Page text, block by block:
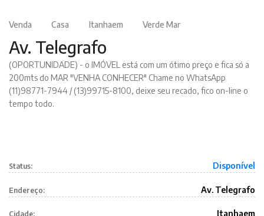
Venda Casa Itanhaem Verde Mar
Av. Telegrafo
(OPORTUNIDADE) - o IMÓVEL está com um ótimo preço e fica só a
200mts do MAR "VENHA CONHECER" Chame no WhatsApp
(11)98771-7944 / (13)99715-8100, deixe seu recado, fico on-line o
tempo todo.
Status: Disponível
Endereço: Av. Telegrafo
Cidade: Itanhaem